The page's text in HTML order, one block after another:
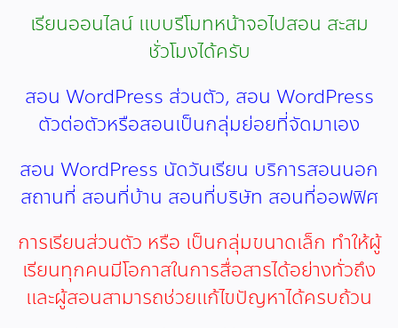
เรียนออนไลน์ แบบรีโมทหน้าจอไปสอน สะสม
ชั่วโมงได้ครับ
สอน WordPress ส่วนตัว, สอน WordPress
ตัวต่อตัวหรือสอนเป็นกลุ่มย่อยที่จัดมาเอง
สอน WordPress นัดวันเรียน บริการสอนนอก
สถานที่ สอนที่บ้าน สอนที่บริษัท สอนที่ออฟฟิศ
การเรียนส่วนตัว หรือ เป็นกลุ่มขนาดเล็ก ทำให้ผู้
เรียนทุกคนมีโอกาสในการสื่อสารได้อย่างทั่วถึง
และผู้สอนสามารถช่วยแก้ไขปัญหาได้ครบถ้วน